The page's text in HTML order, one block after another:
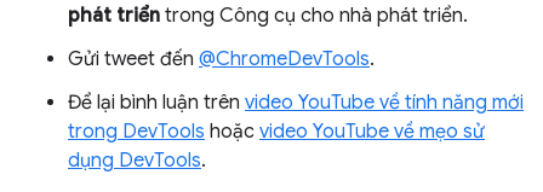
phát triển trong Công cụ cho nhà phát triển.
Gửi tweet đến @ChromeDevTools.
Để lại bình luận trên video YouTube về tính năng mới
trong DevTools hoặc video YouTube về mẹo sử
dụng DevTools.